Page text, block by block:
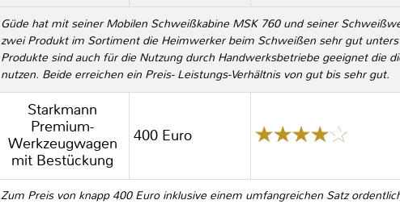
Güde hat mit seiner Mobilen Schweißkabine MSK 760 und seiner
zwei Produkt im Sortiment die Heimwerker beim Schweißen sehr gut
Produkte sind auch für die Nutzung durch Handwerksbetriebe geeignet die
nutzen. Beide erreichen ein Preis- Leistungs-Verhältnis von gut bis sehr gut.
Starkmann
Premium-
Werkzeugwagen
mit Bestückung
400 Euro
Zum Preis von knapp 400 Euro inklusive einem umfangreichen Satz